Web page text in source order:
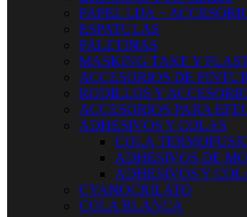
PAPEL LIJA +
ESPATULAS
PALETINAS
MASKING TAKE Y
ACCESORIOS DE
RODILLOS Y
ACCESORIOS PARA
ADHESIVOS Y COLAS
COLA
ADHESIVOS DE
ADHESIVOS Y
CYANOCRILATO
COLA BLANCA